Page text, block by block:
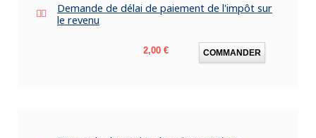
Demande de délai de paiement de l'impôt sur
le revenu
Prix
2,00 € COMMANDER